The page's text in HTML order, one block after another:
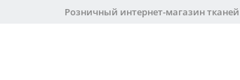
Розничный интернет-магазин тканей